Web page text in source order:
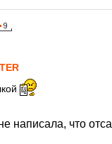
написала, что